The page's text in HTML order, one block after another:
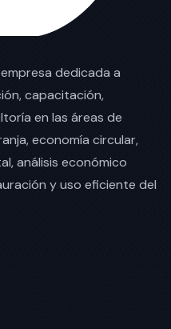
dedicada a
capacitación,
en las áreas de
economía circular,
análisis económico
y uso eficiente del